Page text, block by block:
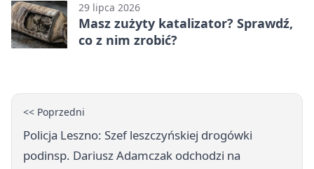
29 lipca 2026
Masz zużyty katalizator? Sprawdź,
co z nim zrobić?
<< Poprzedni
Policja Leszno: Szef leszczyńskiej drogówki
podinsp. Dariusz Adamczak odchodzi na